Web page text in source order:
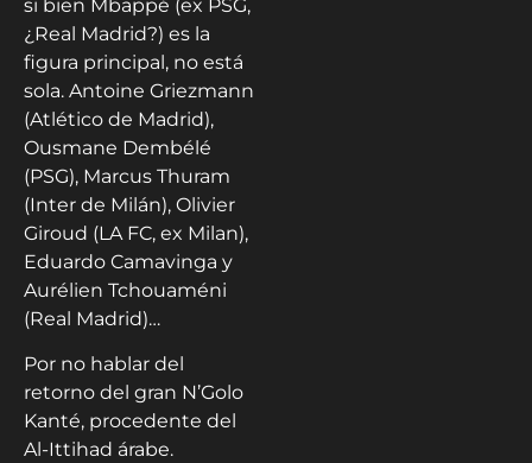
si bien Mbappé (ex PSG,
¿Real Madrid?) es la
figura principal, no está
sola. Antoine Griezmann
(Atlético de Madrid),
Ousmane Dembélé
(PSG), Marcus Thuram
(Inter de Milán), Olivier
Giroud (LA FC, ex Milan),
Eduardo Camavinga y
Aurélien Tchouaméni
(Real Madrid)…
Por no hablar del
retorno del gran N’Golo
Kanté, procedente del
Al-Ittihad árabe.